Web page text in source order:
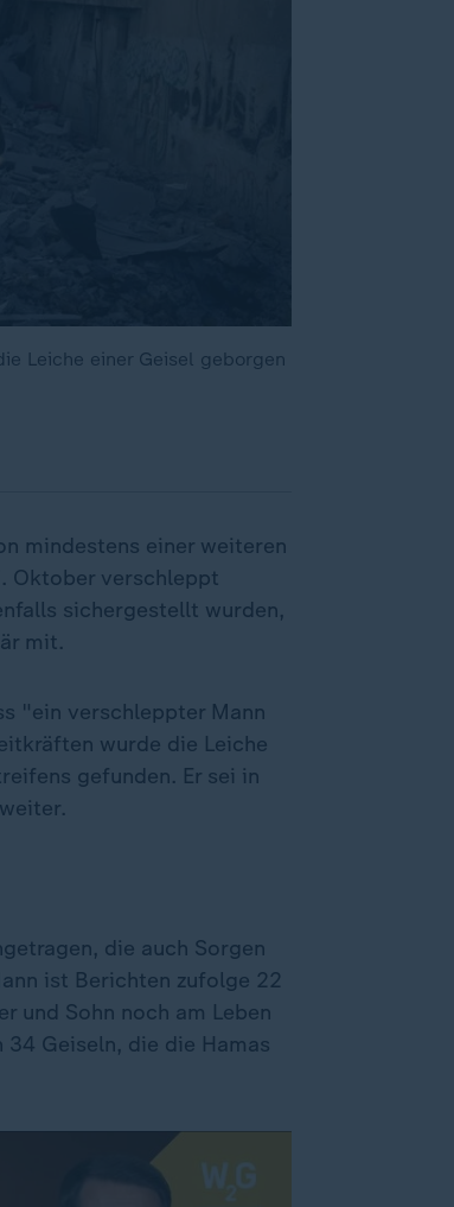
Leiche einer Geisel geborgen
mindestens einer weiteren
Oktober verschleppt
sichergestellt wurden,
mit.
"ein verschleppter Mann
wurde die Leiche
gefunden. Er sei in
die auch Sorgen
ist Berichten zufolge 22
und Sohn noch am Leben
34 Geiseln, die die Hamas